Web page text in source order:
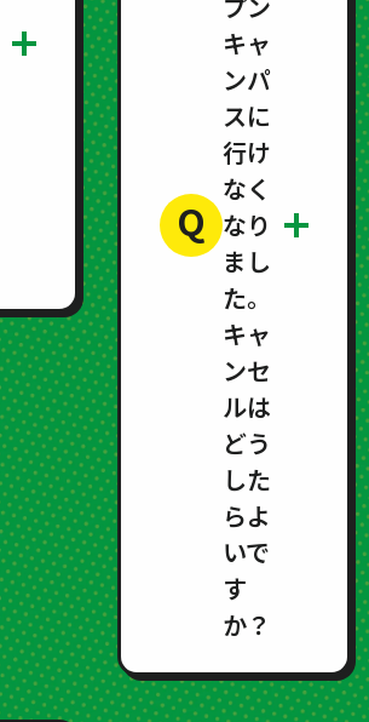
Q
キャ
ンパ
スに
行け
なく
なり
まし
た。
キャ
ンセ
ルは
どう
した
らよ
いで
す
か？